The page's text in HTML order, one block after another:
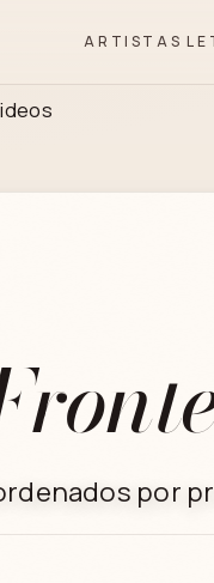
ARTISTAS
por